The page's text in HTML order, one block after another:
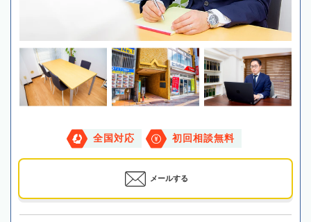
全国対応 初回相談無料
メールする